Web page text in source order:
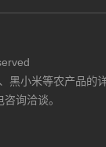
黑小米等农产品的
询洽谈。